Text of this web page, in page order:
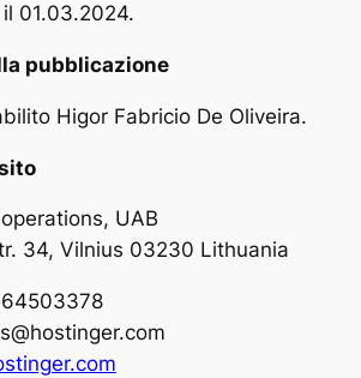
01.03.2024.
pubblicazione
Higor Fabricio De Oliveira.
UAB
34, Vilnius 03230 Lithuania